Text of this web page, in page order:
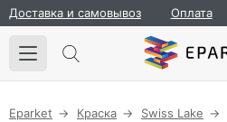
Доставка и самовывоз Оплата
Eparket Краска Swiss Lake